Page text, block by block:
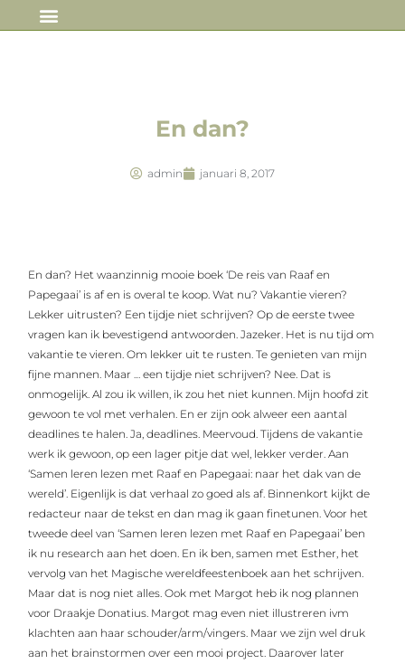
En dan?
admin januari 8, 2017
En dan? Het waanzinnig mooie boek ‘De reis van Raaf en
Papegaai’ is af en is overal te koop. Wat nu? Vakantie vieren?
Lekker uitrusten? Een tijdje niet schrijven? Op de eerste twee
vragen kan ik bevestigend antwoorden. Jazeker. Het is nu tijd om
vakantie te vieren. Om lekker uit te rusten. Te genieten van mijn
fijne mannen. Maar … een tijdje niet schrijven? Nee. Dat is
onmogelijk. Al zou ik willen, ik zou het niet kunnen. Mijn hoofd zit
gewoon te vol met verhalen. En er zijn ook alweer een aantal
deadlines te halen. Ja, deadlines. Meervoud. Tijdens de vakantie
werk ik gewoon, op een lager pitje dat wel, lekker verder. Aan
‘Samen leren lezen met Raaf en Papegaai: naar het dak van de
wereld’. Eigenlijk is dat verhaal zo goed als af. Binnenkort kijkt de
redacteur naar de tekst en dan mag ik gaan finetunen. Voor het
tweede deel van ‘Samen leren lezen met Raaf en Papegaai’ ben
ik nu research aan het doen. En ik ben, samen met Esther, het
vervolg van het Magische wereldfeestenboek aan het schrijven.
Maar dat is nog niet alles. Ook met Margot heb ik nog plannen
voor Draakje Donatius. Margot mag even niet illustreren ivm
klachten aan haar schouder/arm/vingers. Maar we zijn wel druk
aan het brainstormen over een mooi project. Daarover later